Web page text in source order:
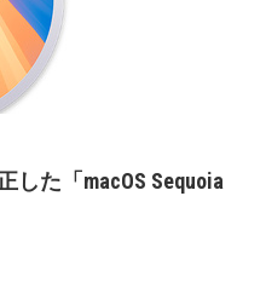
した「macOS Sequoia